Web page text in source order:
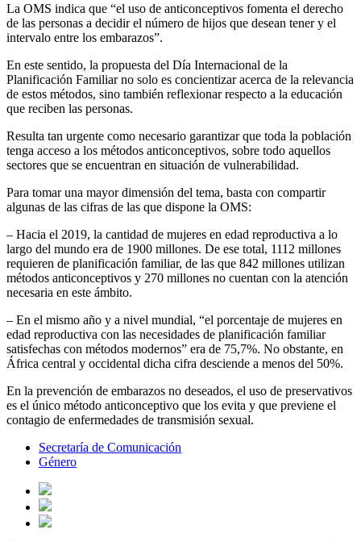
La OMS indica que “el uso de anticonceptivos fomenta el derecho
de las personas a decidir el número de hijos que desean tener y el
intervalo entre los embarazos”.
En este sentido, la propuesta del Día Internacional de la
Planificación Familiar no solo es concientizar acerca de la relevancia
de estos métodos, sino también reflexionar respecto a la educación
que reciben las personas.
Resulta tan urgente como necesario garantizar que toda la población
tenga acceso a los métodos anticonceptivos, sobre todo aquellos
sectores que se encuentran en situación de vulnerabilidad.
Para tomar una mayor dimensión del tema, basta con compartir
algunas de las cifras de las que dispone la OMS:
– Hacia el 2019, la cantidad de mujeres en edad reproductiva a lo
largo del mundo era de 1900 millones. De ese total, 1112 millones
requieren de planificación familiar, de las que 842 millones utilizan
métodos anticonceptivos y 270 millones no cuentan con la atención
necesaria en este ámbito.
– En el mismo año y a nivel mundial, “el porcentaje de mujeres en
edad reproductiva con las necesidades de planificación familiar
satisfechas con métodos modernos” era de 75,7%. No obstante, en
África central y occidental dicha cifra desciende a menos del 50%.
En la prevención de embarazos no deseados, el uso de preservativos
es el único método anticonceptivo que los evita y que previene el
contagio de enfermedades de transmisión sexual.
Secretaría de Comunicación
Género